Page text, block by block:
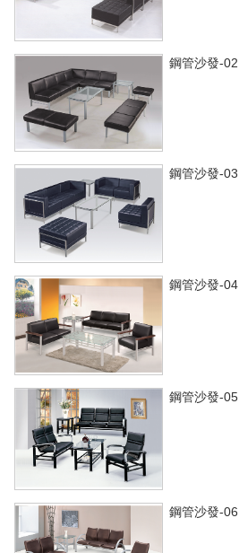
鋼管沙發-02
鋼管沙發-03
鋼管沙發-04
鋼管沙發-05
鋼管沙發-06